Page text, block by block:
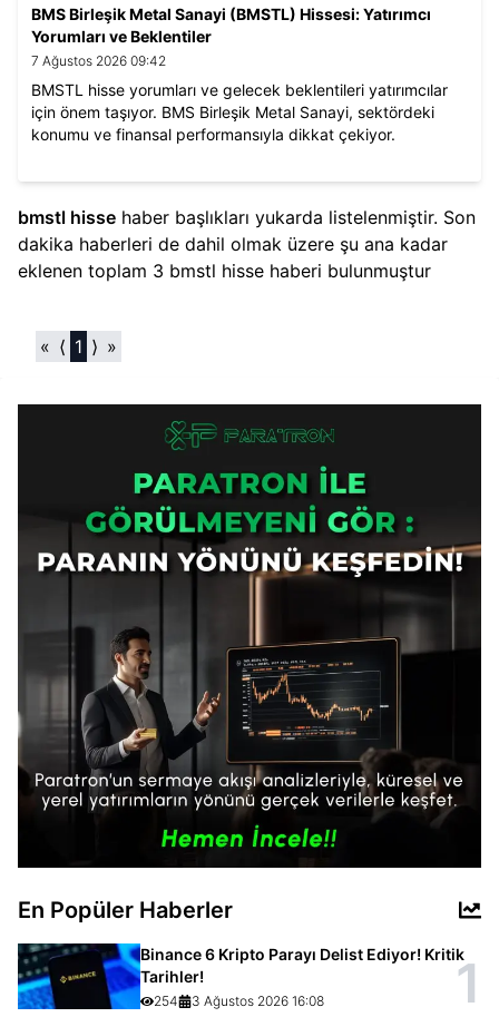
BMS Birleşik Metal Sanayi (BMSTL) Hissesi: Yatırımcı
Yorumları ve Beklentiler
7 Ağustos 2026 09:42
BMSTL hisse yorumları ve gelecek beklentileri yatırımcılar
için önem taşıyor. BMS Birleşik Metal Sanayi, sektördeki
konumu ve finansal performansıyla dikkat çekiyor.
bmstl hisse​ haber başlıkları yukarda listelenmiştir. Son
dakika haberleri de dahil olmak üzere şu ana kadar
eklenen toplam 3 bmstl hisse​ haberi bulunmuştur
« ⟨ 1 ⟩ »
En Popüler Haberler
Binance 6 Kripto Parayı Delist Ediyor! Kritik
Tarihler!
254 3 Ağustos 2026 16:08 1